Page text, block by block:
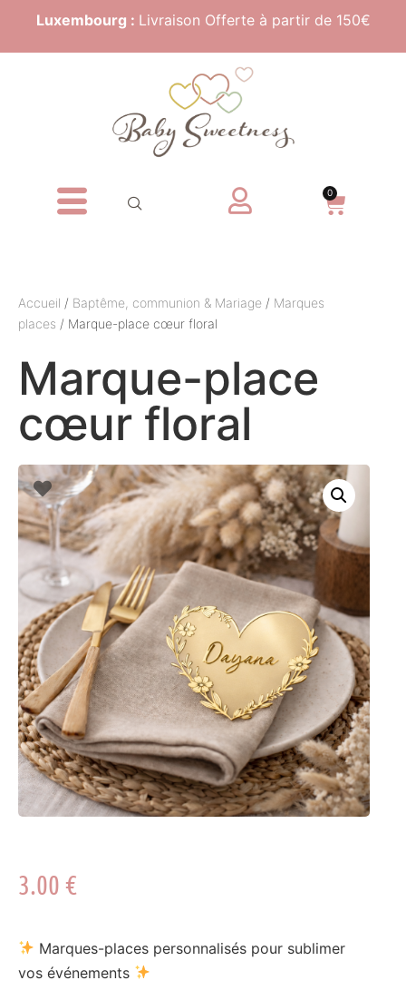
Luxembourg : Livraison Offerte à partir de 150€
0
Accueil / Baptême, communion & Mariage / Marques
places / Marque-place cœur floral
Marque-place
cœur floral
3.00 €
Marques-places personnalisés pour sublimer
vos événements